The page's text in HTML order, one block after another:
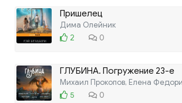
Пришелец
Дима Олейник
2
0
ГЛУБИНА. Погружение 23-е
Михаил Прокопов, Елена
5
0